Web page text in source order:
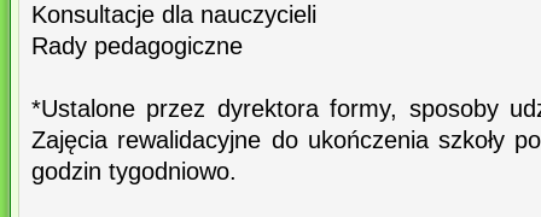
Konsultacje dla nauczycieli
Rady pedagogiczne
*Ustalone przez dyrektora formy, sposoby
Zajęcia rewalidacyjne do ukończenia szkoły
godzin tygodniowo.